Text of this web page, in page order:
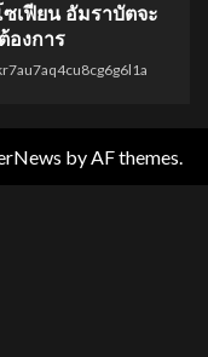
เฟียน อัมราบัตจะ
องการ
by AF themes.